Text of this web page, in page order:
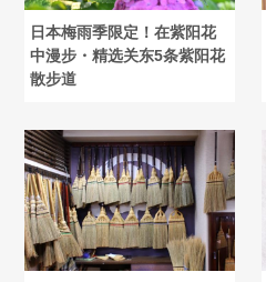
日本梅雨季限定！在紫阳花
中漫步・精选关东5条紫阳花
散步道